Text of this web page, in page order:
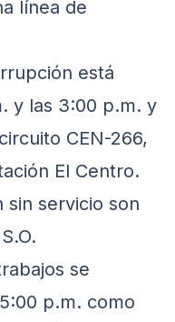
línea de
está
y las 3:00 p.m. y
CEN-266,
El Centro.
sin servicio son
se
p.m. como